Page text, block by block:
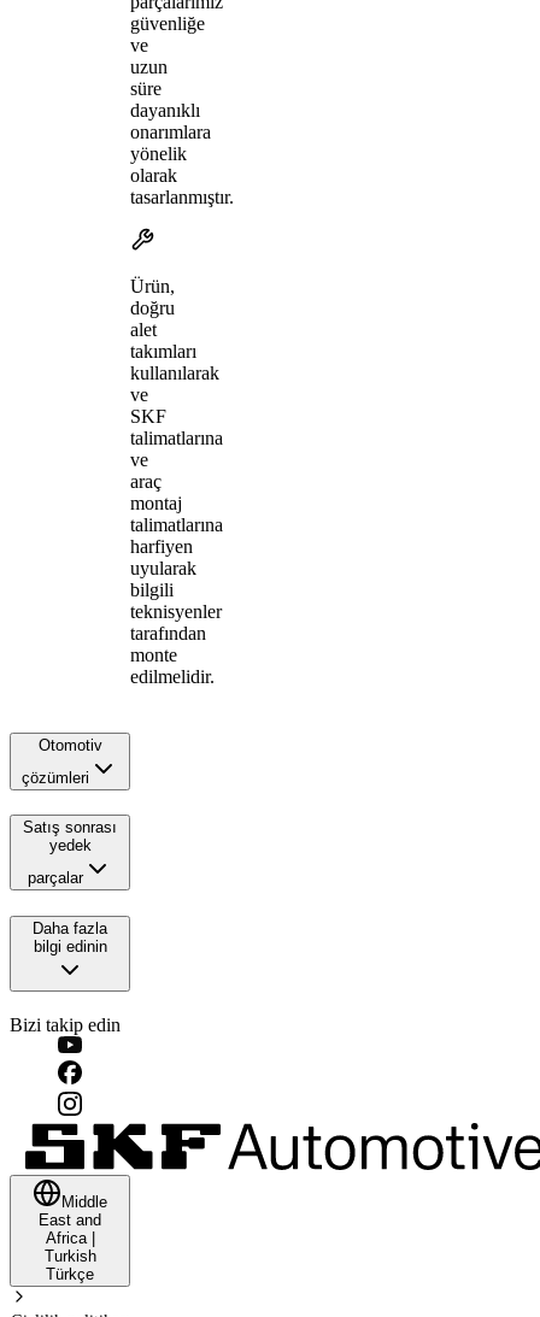
güvenliğe
ve
uzun
süre
dayanıklı
onarımlara
yönelik
olarak
tasarlanmıştır.
Ürün,
doğru
alet
takımları
kullanılarak
ve
SKF
talimatlarına
ve
araç
montaj
talimatlarına
harfiyen
uyularak
bilgili
teknisyenler
tarafından
monte
edilmelidir.
Otomotiv
çözümleri
Satış sonrası
yedek
parçalar
Daha fazla
bilgi edinin
Bizi takip edin
Middle
East and
Africa|
Turkish
Türkçe